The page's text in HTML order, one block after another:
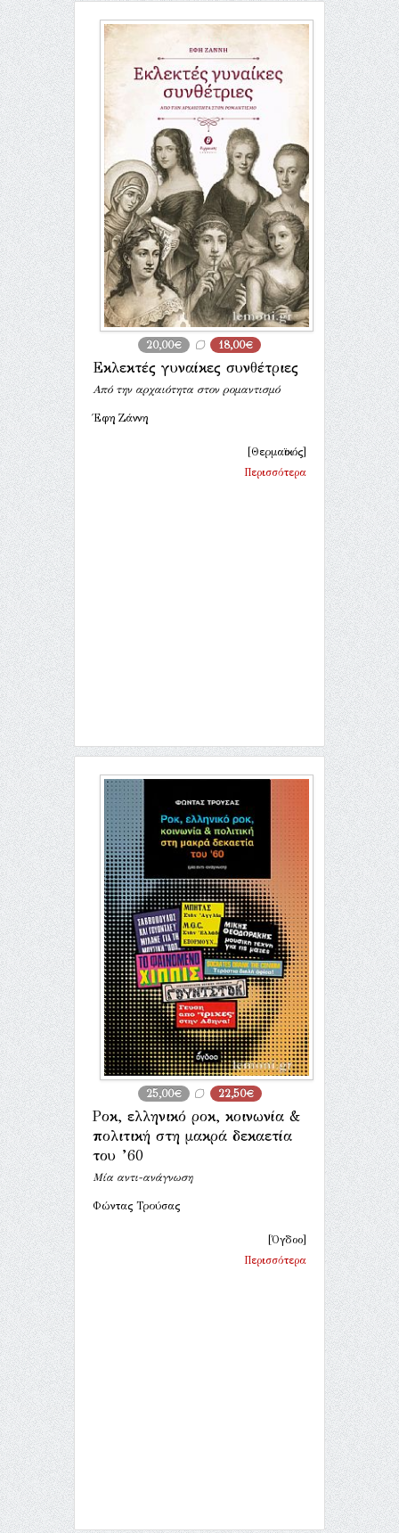
20,00€ 18,00€
Εκλεκτές γυναίκες συνθέτριες
Από την αρχαιότητα στον ρομαντισμό
Έφη Ζάννη
[Θερμαϊκός]
Περισσότερα
25,00€ 22,50€
Ροκ, ελληνικό ροκ, κοινωνία &
πολιτική στη μακρά δεκαετία
του ’60
Μία αντι-ανάγνωση
Φώντας Τρούσας
[Όγδοο]
Περισσότερα